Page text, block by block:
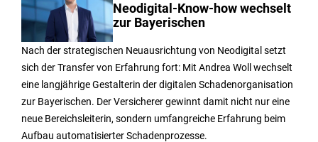
Neodigital-Know-how wechselt
zur Bayerischen
Nach der strategischen Neuausrichtung von Neodigital setzt
sich der Transfer von Erfahrung fort: Mit Andrea Woll wechselt
eine langjährige Gestalterin der digitalen Schadenorganisation
zur Bayerischen. Der Versicherer gewinnt damit nicht nur eine
neue Bereichsleiterin, sondern umfangreiche Erfahrung beim
Aufbau automatisierter Schadenprozesse.